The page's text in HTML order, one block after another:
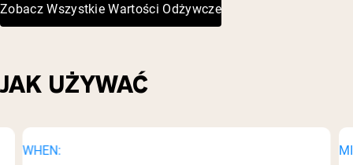
Zobacz Wszystkie Wartości Odżywcze
JAK UŻYWAĆ
WHEN: